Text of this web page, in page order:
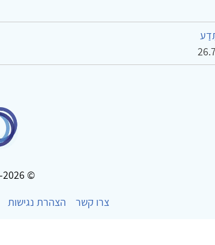
© 2002-2026 כל הזכויות שמורות
צרו קשר
הצהרת נגישות